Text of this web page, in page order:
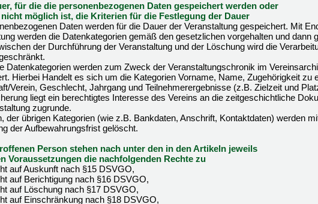
für die die personenbezogenen Daten gespeichert werden oder
möglich ist, die Kriterien für die Festlegung der Dauer
Daten werden für die Dauer der Veranstaltung gespeichert. Mit
werden die Datenkategorien gemäß den gesetzlichen vorgehalten und dann
der Durchführung der Veranstaltung und der Löschung wird die
Datenkategorien werden zum Zweck der Veranstaltungschronik im
Hierbei Handelt es sich um die Kategorien Vorname, Name, Zugehörigkeit zu
Verein, Geschlecht, Jahrgang und Teilnehmerergebnisse (z.B. Zielzeit und
liegt ein berechtigtes Interesse des Vereins an die zeitgeschichtliche
zugrunde.
der übrigen Kategorien (wie z.B. Bankdaten, Anschrift, Kontaktdaten) werden
der Aufbewahrungsfrist gelöscht.
Person stehen nach unter den in den Artikeln jeweils
Voraussetzungen die nachfolgenden Rechte zu
auf Auskunft nach §15 DSVGO,
auf Berichtigung nach §16 DSVGO,
auf Löschung nach §17 DSVGO,
auf Einschränkung nach §18 DSVGO,